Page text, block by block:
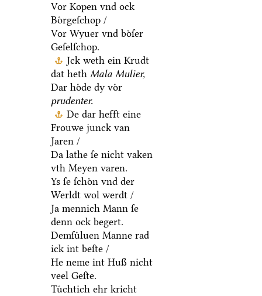
Vor Kopen vnd ock
Boͤrgeſchop /
Vor Wyuer vnd boͤſer
Geſelſchop.
Jck weth ein Krudt
dat heth Mala Mulier,
Dar hoͤde dy voͤr
prudenter.
De dar hefft eine
Frouwe junck van
Jaren /
Da lathe ſe nicht vaken
vth Meyen varen.
Ys ſe ſchoͤn vnd der
Werldt wol werdt /
Ja mennich Mann ſe
denn ock begert.
Demſuͤluen Manne rad
ick int beſte /
He neme int Huß nicht
veel Geſte.
Tuͤchtich ehr kricht